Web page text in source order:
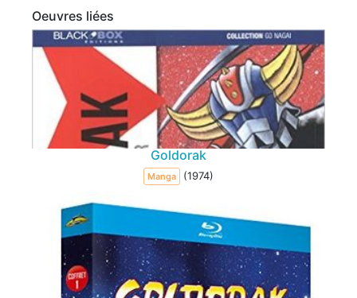
Oeuvres liées
Goldorak
Manga (1974)